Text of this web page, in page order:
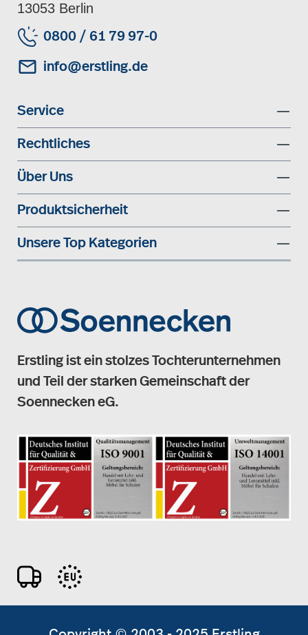
13053 Berlin
0800 / 61 79 97-0
info@erstling.de
Service
Rechtliches
Über Uns
Produktsicherheit
Unsere Top Kategorien
Erstling ist ein stolzes Tochterunternehmen
und Teil der starken Gemeinschaft der
Soennecken eG.